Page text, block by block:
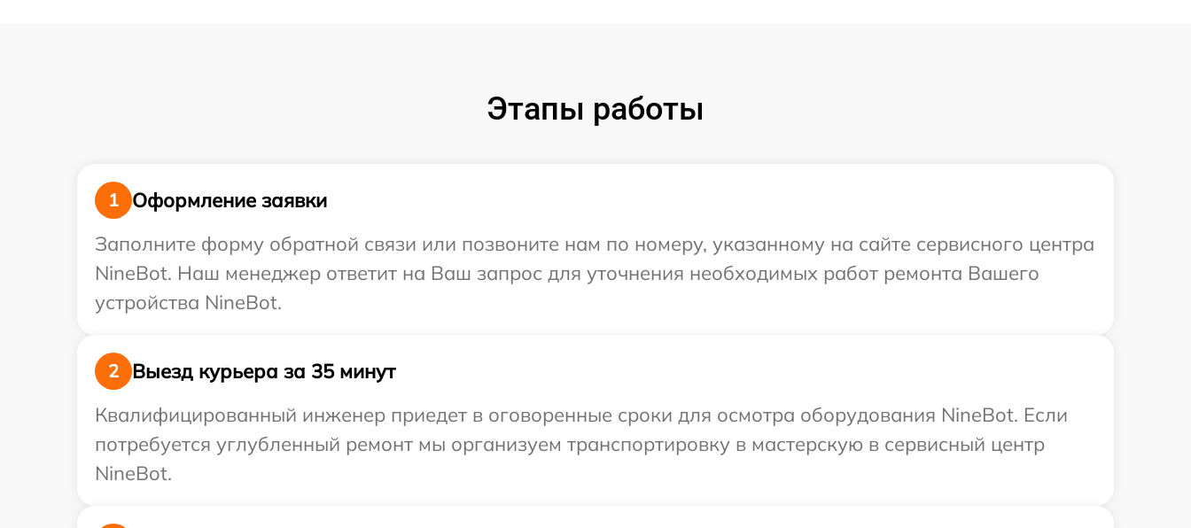
Этапы работы
1
Оформление заявки
Заполните форму обратной связи или позвоните нам по номеру, указанному на сайте сервисного центра
NineBot. Наш менеджер ответит на Ваш запрос для уточнения необходимых работ ремонта Вашего
устройства NineBot.
2
Выезд курьера за 35 минут
Квалифицированный инженер приедет в оговоренные сроки для осмотра оборудования NineBot. Если
потребуется углубленный ремонт мы организуем транспортировку в мастерскую в сервисный центр
NineBot.